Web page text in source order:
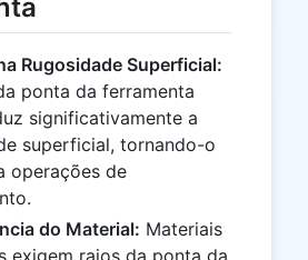
Rugosidade Superficial:
ponta da ferramenta
significativamente a
superficial, tornando-o
operações de
do Material: Materiais
exigem raios da ponta da